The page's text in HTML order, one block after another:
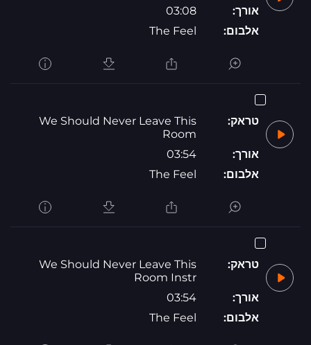
אורך:
03:08
אלבום:
The Feel
טראק:
We Should Never Leave This
Room
אורך:
03:54
אלבום:
The Feel
טראק:
We Should Never Leave This
Room Instr
אורך:
03:54
אלבום:
The Feel